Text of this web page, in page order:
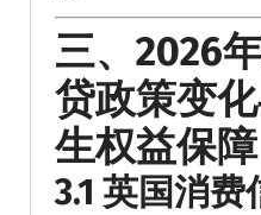
三、2026
贷政策变
生权益保障
3.1 英国消